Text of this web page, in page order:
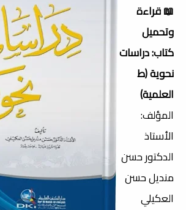
📖 قراءة
وتحميل
كتاب: دراسات
نحوية (ط
العلمية)
المؤلف:
الأستاذ
الدكتور حسن
منديل حسن
العكيلي